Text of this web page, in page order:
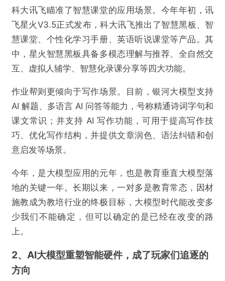
科大讯飞瞄准了智慧课堂的应用场景。今年年初，讯
飞星火V3.5正式发布，科大讯飞推出了智慧黑板、智
慧课堂、个性化学习手册、英语听说课堂等产品。其
中，星火智慧黑板具备多模态理解与推荐、全自然交
互、虚拟人辅学、智慧化录课分享等四大功能。
作业帮则更倾向于写作场景。目前，银河大模型支持
AI 解题、多语言 AI 问答等能力，号称精通诗词字句和
课文常识；并支持 AI 写作功能，可用于提高写作技
巧、优化写作结构，并提供文章润色、语法纠错和创
意启发等场景。
今年，是大模型应用的元年，也是教育垂直大模型落
地的关键一年。长期以来，一对多是教育常态，因材
施教成为教培行业的终极目标，大模型时代能改变多
少我们不能确定，但可以确定的是已经在改变的路
上。
2、AI大模型重塑智能硬件，成了玩家们追逐的
方向